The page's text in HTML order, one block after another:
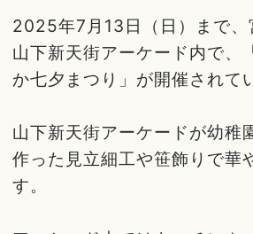
2025年7月13日（日）まで、
山下新天街アーケード内で、
か七夕まつり」が開催されて
山下新天街アーケードが幼稚
作った見立細工や笹飾りで華
す。